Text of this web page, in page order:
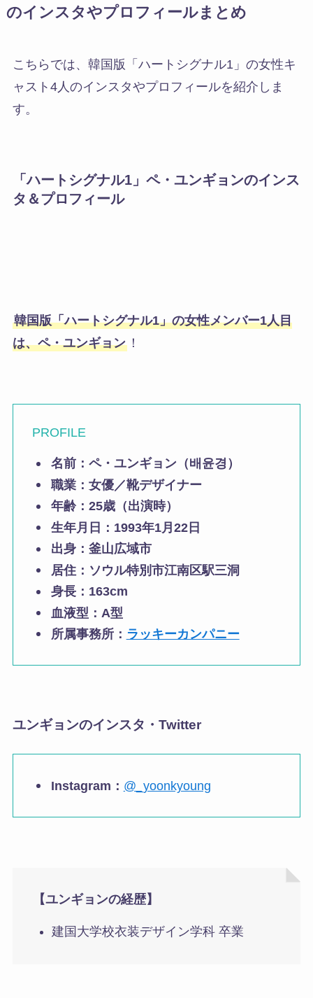
のインスタやプロフィールまとめ
こちらでは、 韓国版「ハートシグナル1」の女性キ
ャスト4人のインスタやプロフィールを紹介しま
す。
「ハートシグナル1」ペ・ユンギョンのインス
タ＆プロフィール
韓国版「ハートシグナル1」の女性メンバー1人目
は、ペ・ユンギョン！
PROFILE
名前：ペ・ユンギョン（배윤경）
職業：女優／靴デザイナー
年齢：25歳（出演時）
生年月日：1993年1月22日
出身：釜山広域市
居住：ソウル特別市江南区駅三洞
身長：163cm
血液型：A型
所属事務所： ラッキーカンパニー
ユンギョンのインスタ・Twitter
Instagram： @_yoonkyoung
【ユンギョンの経歴】
建国大学校衣装デザイン学科 卒業